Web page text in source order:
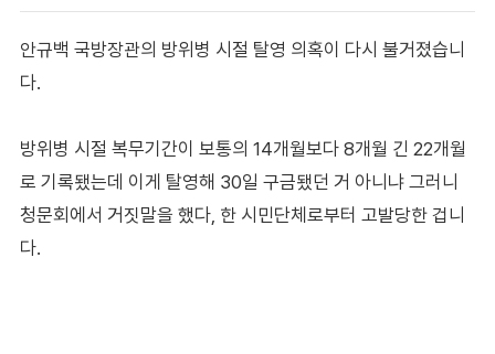
안규백 국방장관의 방위병 시절 탈영 의혹이 다시 불거졌습니
다.
방위병 시절 복무기간이 보통의 14개월보다 8개월 긴 22개월
로 기록됐는데 이게 탈영해 30일 구금됐던 거 아니냐 그러니
청문회에서 거짓말을 했다, 한 시민단체로부터 고발당한 겁니
다.